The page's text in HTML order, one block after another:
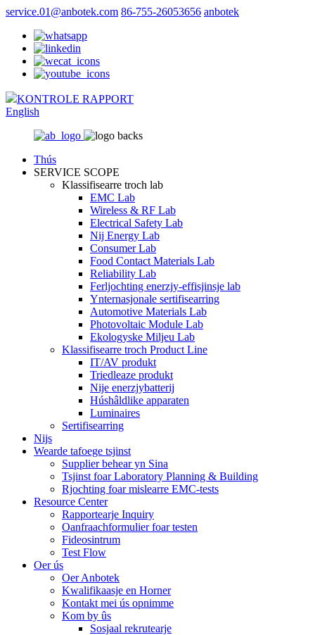
service.01@anbotek.com 86-755-26053656 anbotek
KONTROLE RAPPORT
English
Thús
SERVICE SCOPE
Klassifisearre troch lab
EMC Lab
Wireless & RF Lab
Electrical Safety Lab
Nij Energy Lab
Consumer Lab
Food Contact Materials Lab
Reliability Lab
Ferljochting enerzjy-effisjinsje lab
Ynternasjonale sertifisearring
Automotive Materials Lab
Photovoltaic Module Lab
Ekologyske Miljeu Lab
Klassifisearre troch Product Line
IT/AV produkt
Triedleaze produkt
Nije enerzjybatterij
Húshâldlike apparaten
Luminaires
Sertifisearring
Nijs
Wearde tafoege tsjinst
Supplier behear yn Sina
Tsjinst foar Laboratory Planning & Building
Rjochting foar mislearre EMC-tests
Resource Center
Rapportearje Inquiry
Oanfraachformulier foar testen
Fideosintrum
Test Flow
Oer ús
Oer Anbotek
Kwalifikaasje en Horner
Kontakt mei ús opnimme
Kom by ûs
Sosjaal rekrutearje